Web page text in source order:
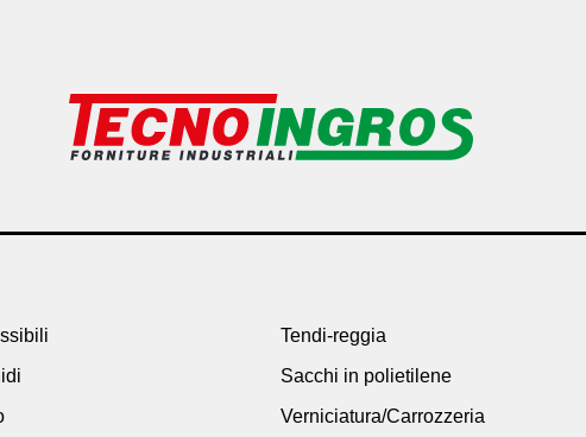
Tendi-reggia
Sacchi in polietilene
Verniciatura/Carrozzeria